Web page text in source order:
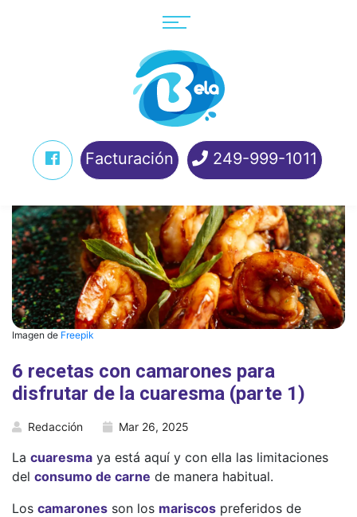
Facturación 249-999-1011
Imagen de Freepik
6 recetas con camarones para
disfrutar de la cuaresma (parte 1)
Redacción Mar 26, 2025
La cuaresma ya está aquí y con ella las limitaciones
del consumo de carne de manera habitual.
Los camarones son los mariscos preferidos de